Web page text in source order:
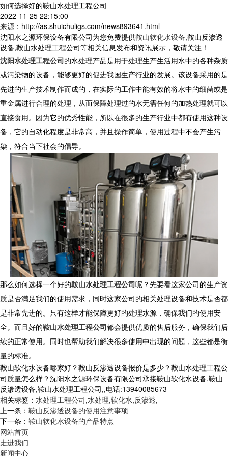
如何选择好的鞍山水处理工程公司
2022-11-25 22:15:00
来源：http://as.shuichuligs.com/news893641.html
沈阳水之源环保设备有限公司为您免费提供鞍山软化水设备,鞍山反渗透
设备,鞍山水处理工程公司等相关信息发布和资讯展示，敬请关注！
沈阳水处理工程公司的水处理产品是用于处理生产生活用水中的各种杂质
或污染物的设备，能够更好的促进我国生产行业的发展。该设备采用的是
先进的生产技术制作而成的，在实际的工作中能有效的将水中的细菌或是
重金属进行合理的处理，从而保障处理过的水无需任何的加热处理就可以
直接食用。因为它的优秀性能，所以在很多的生产行业中都有使用这种设
备，它的自动化程度是非常高，并且操作简单，使用过程中不会产生污
染，符合当下社会的倡导。
那么如何选择一个好的鞍山水处理工程公司呢？先要看这家公司的生产资
质是否满足我们的使用需求，同时这家公司的相关处理设备和技术是否都
是非常先进的。只有这样才能保障更好的处理水源，确保我们的使用安
全。而且好的鞍山水处理工程公司都会提供优质的售后服务，确保我们后
续的正常使用。同时也帮助我们解决很多使用中出现的问题，这些都是衡
量的标准。
鞍山软化水设备哪家好？鞍山反渗透设备报价是多少？鞍山水处理工程公
司质量怎么样？沈阳水之源环保设备有限公司承接鞍山软化水设备,鞍山
反渗透设备,鞍山水处理工程公司,,电话:13940085673
相关标签： 水处理工程公司,水处理,软化水,反渗透,
上一条： 鞍山反渗透设备的使用注意事项
下一条： 鞍山软化水设备的产品特点
网站首页
走进我们
新闻中心